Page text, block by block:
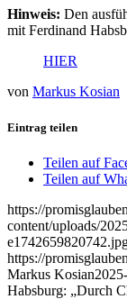
Hinweis: Den
mit Ferdinand
HIER
von Markus Kosian
Eintrag teilen
Teilen auf
Teilen auf
https://
content/uploads/
https://
Markus Kosian
Habsburg: „Durch